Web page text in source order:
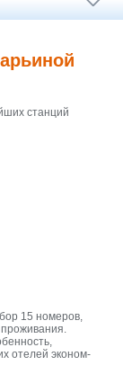
станций
15 номеров,
проживания.
отелей эконом-